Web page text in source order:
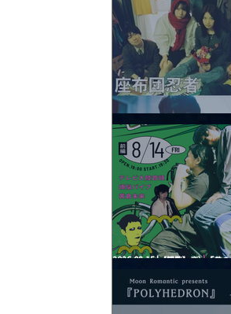
2026.08.13 |【観覧】JUST
2026.08.15 |【観覧】夜）『巷